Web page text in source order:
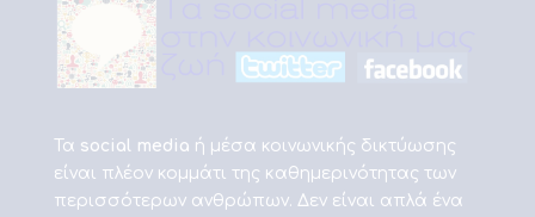
Τα social media ή μέσα κοινωνικής δικτύωσης
είναι πλέον κομμάτι της καθημερινότητας των
περισσότερων ανθρώπων. Δεν είναι απλά ένα